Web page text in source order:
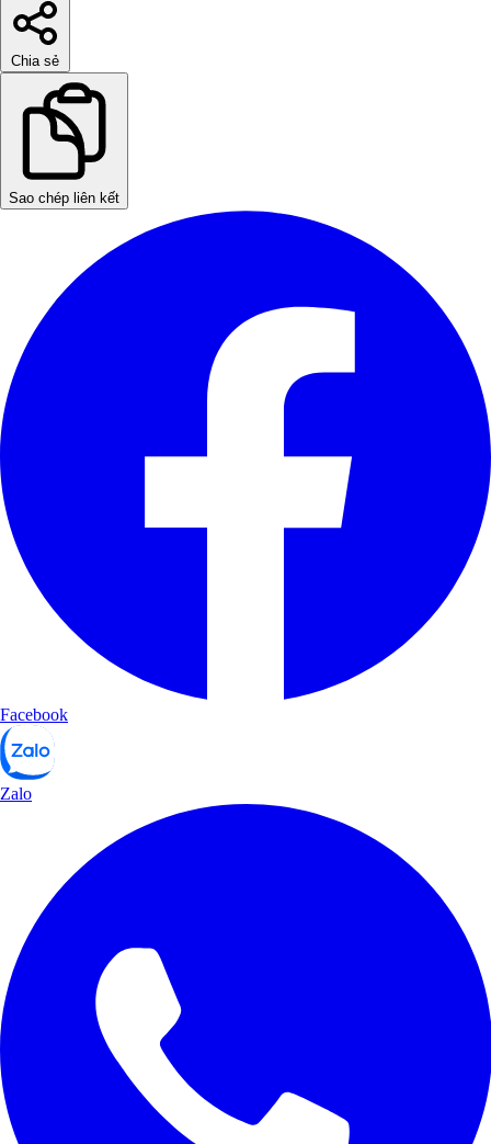
Chia sẻ
Sao chép liên kết
Facebook
Zalo